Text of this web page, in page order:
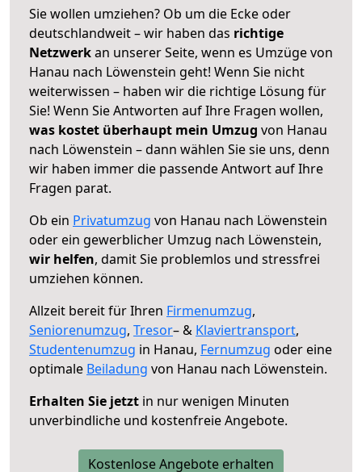
Sie wollen umziehen? Ob um die Ecke oder
deutschlandweit – wir haben das richtige
Netzwerkan unserer Seite, wenn es Umzüge von
Hanau nach Löwenstein geht! Wenn Sie nicht
weiterwissen – haben wir die richtige Lösung für
Sie! Wenn Sie Antworten auf Ihre Fragen wollen,
was kostet überhaupt mein Umzug von Hanau
nach Löwenstein – dann wählen Sie sie uns, denn
wir haben immer die passende Antwort auf Ihre
Fragen parat.
Ob ein Privatumzug von Hanau nach Löwenstein
oder ein gewerblicher Umzug nach Löwenstein,
wir helfen, damit Sie problemlos und stressfrei
umziehen können.
Allzeit bereit für Ihren Firmenumzug,
Seniorenumzug, Tresor– & Klaviertransport,
Studentenumzug in Hanau, Fernumzug oder eine
optimale Beiladung von Hanau nach Löwenstein.
Erhalten Sie jetzt in nur wenigen Minuten
unverbindliche und kostenfreie Angebote.
Kostenlose Angebote erhalten